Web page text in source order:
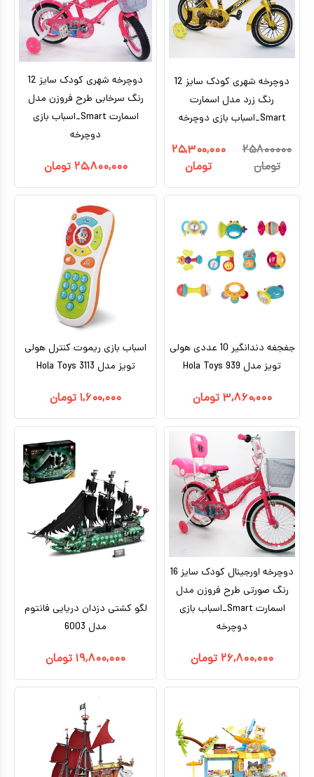
دوچرخه شهری کودک سایز 12
رنگ زرد مدل اسمارت
Smart_اسباب بازی دوچرخه
۲۵۸۰۰۰۰۰
تومان
۲۵,۳۰۰,۰۰۰
تومان
دوچرخه شهری کودک سایز 12
رنگ سرخابی طرح فروزن مدل
اسمارت Smart_اسباب بازی
دوچرخه
۲۵,۸۰۰,۰۰۰ تومان
جغجغه دندانگیر 10 عددی هولی
تویز مدل 939 Hola Toys
۳,۸۶۰,۰۰۰ تومان
اسباب بازی ریموت کنترل هولی
تویز مدل 3113 Hola Toys
۱,۶۰۰,۰۰۰ تومان
دوچرخه اورجینال کودک سایز 16
رنگ صورتی طرح فروزن مدل
اسمارت Smart_اسباب بازی
دوچرخه
۲۶,۸۰۰,۰۰۰ تومان
لگو کشتی دزدان دریایی فانتوم
مدل 6003
۱۹,۸۰۰,۰۰۰ تومان